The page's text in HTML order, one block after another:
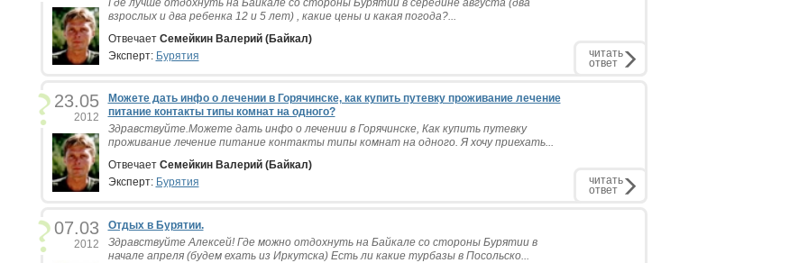
Где лучше отдохнуть на Байкале со стороны Бурятии в середине августа (два
взрослых и два ребенка 12 и 5 лет) , какие цены и какая погода?...
Отвечает Семейкин Валерий (Байкал)
Эксперт: Бурятия читать
ответ
23.05
2012
Можете дать инфо о лечении в Горячинске, как купить путевку проживание лечение
питание контакты типы комнат на одного?
Здравствуйте.Можете дать инфо о лечении в Горячинске, Как купить путевку
проживание лечение питание контакты типы комнат на одного. Я хочу приехать...
Отвечает Семейкин Валерий (Байкал)
Эксперт: Бурятия читать
ответ
07.03
2012
Отдых в Бурятии.
Здравствуйте Алексей! Где можно отдохнуть на Байкале со стороны Бурятии в
начале апреля (будем ехать из Иркутска) Есть ли какие турбазы в Посольско...